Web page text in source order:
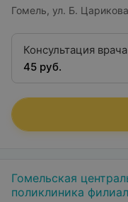
Гомель, ул. Б.
Консультация
высшей категории
45 руб.
Гомельская
поликлиника